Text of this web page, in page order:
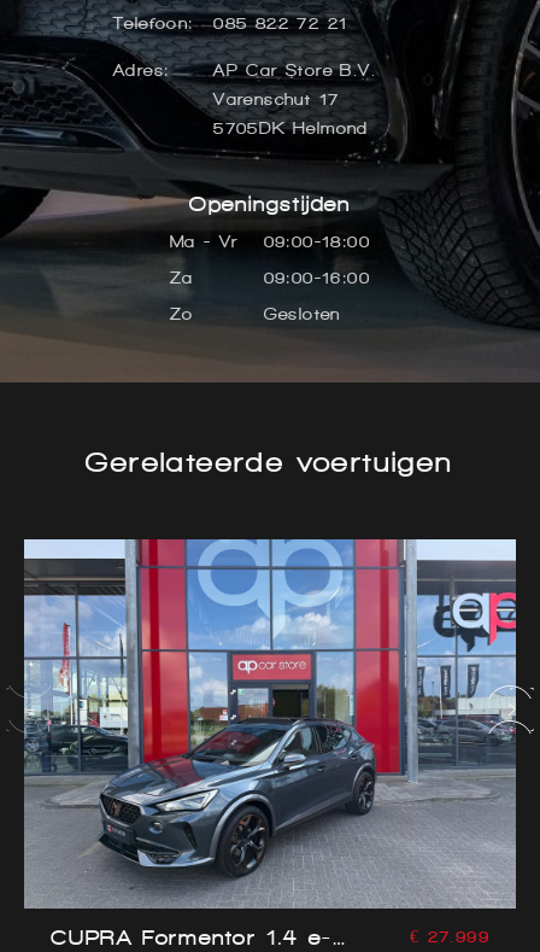
Telefoon: 085 822 72 21
Adres:
AP Car Store B.V.
Varenschut 17
5705DK Helmond
Openingstijden
Ma - Vr
09:00-18:00
Za
09:00-16:00
Zo
Gesloten
Gerelateerde voertuigen
CUPRA Formentor 1.4 e-
€ 27.999